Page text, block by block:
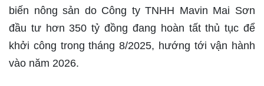
biến nông sản do Công ty TNHH Mavin Mai Sơn
đầu tư hơn 350 tỷ đồng đang hoàn tất thủ tục để
khởi công trong tháng 8/2025, hướng tới vận hành
vào năm 2026.